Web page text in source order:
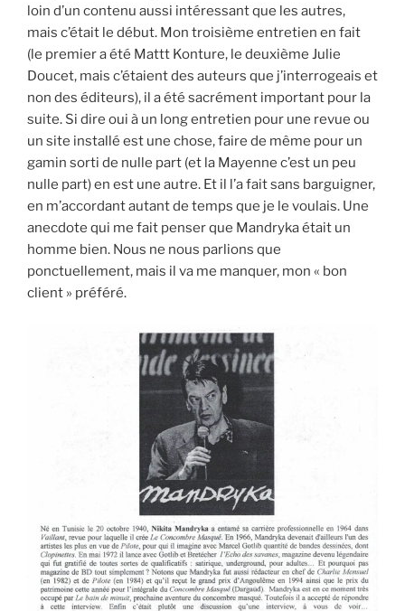
loin d’un contenu aussi intéressant que les autres,
mais c’était le début. Mon troisième entretien en fait
(le premier a été Mattt Konture, le deuxième Julie
Doucet, mais c’étaient des auteurs que j’interrogeais et
non des éditeurs), il a été sacrément important pour la
suite. Si dire oui à un long entretien pour une revue ou
un site installé est une chose, faire de même pour un
gamin sorti de nulle part (et la Mayenne c’est un peu
nulle part) en est une autre. Et il l’a fait sans barguigner,
en m’accordant autant de temps que je le voulais. Une
anecdote qui me fait penser que Mandryka était un
homme bien. Nous ne nous parlions que
ponctuellement, mais il va me manquer, mon « bon
client » préféré.